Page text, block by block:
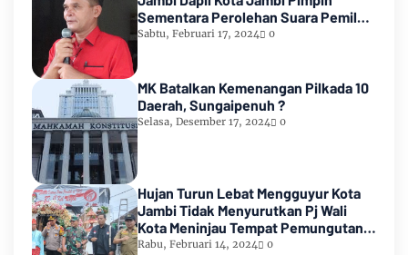
Sementara Perolehan Suara Pemilu
2024
Sabtu, Februari 17, 2024 0
MK Batalkan Kemenangan Pilkada 10
Daerah, Sungaipenuh ?
Selasa, Desember 17, 2024 0
Hujan Turun Lebat Mengguyur Kota
Jambi Tidak Menyurutkan Pj Wali
Kota Meninjau Tempat Pemungutan
Suara Pemilu 2024
Rabu, Februari 14, 2024 0